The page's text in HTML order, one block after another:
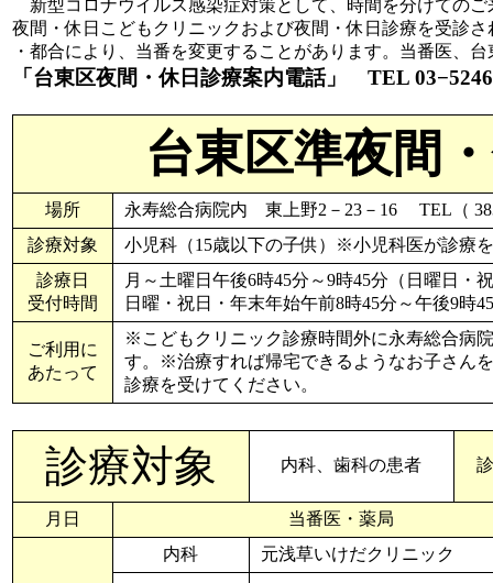
新型コロナウイルス感染症対策として、時間を分けての
夜間・休日こどもクリニックおよび夜間・休日診療を受診
・都合により、当番を変更することがあります。当番医、
「台東区夜間・休日診療案内電話」 TEL
台東区準夜間
場所
永寿総合病院内 東上野2－23－16 TEL（
診療対象
小児科（15歳以下の子供）※小児科医が診療
診療日
受付時間
月～土曜日午後6時45分～9時45分（日曜日・
日曜・祝日・年末年始午前8時45分～午後9時
ご利用に
あたって
※こどもクリニック診療時間外に永寿総合病
す。※治療すれば帰宅できるようなお子さん
診療を受けてください。
診療対象 内科、歯科の患者
月日 当番医・薬局
内科 元浅草いけだクリニック